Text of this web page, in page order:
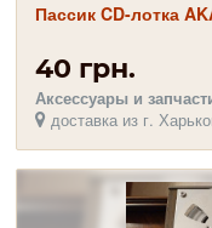
Пассик CD-лотка
40 грн.
Аксессуары и
доставка из г.